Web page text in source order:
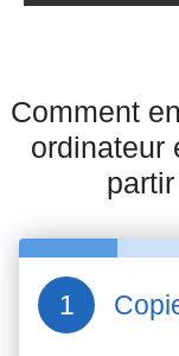
Comment
ordinateur